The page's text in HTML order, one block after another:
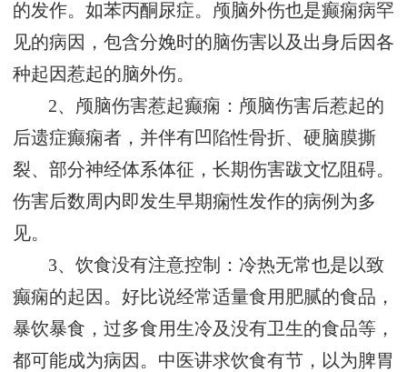
的发作。如苯丙酮尿症。颅脑外伤也是癫痫病罕
见的病因，包含分娩时的脑伤害以及出身后因各
种起因惹起的脑外伤。
2、颅脑伤害惹起癫痫：颅脑伤害后惹起的
后遗症癫痫者，并伴有凹陷性骨折、硬脑膜撕
裂、部分神经体系体征，长期伤害跋文忆阻碍。
伤害后数周内即发生早期痫性发作的病例为多
见。
3、饮食没有注意控制：冷热无常也是以致
癫痫的起因。好比说经常适量食用肥腻的食品，
暴饮暴食，过多食用生冷及没有卫生的食品等，
都可能成为病因。中医讲求饮食有节，以为脾胃